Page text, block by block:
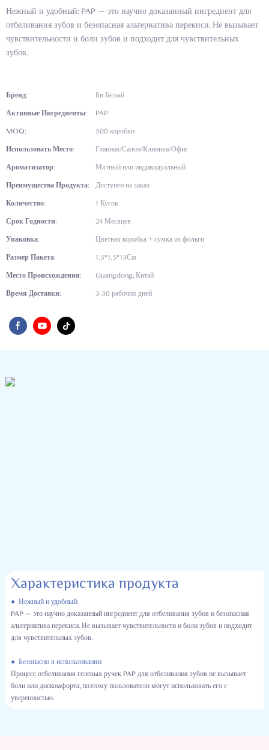
Нежный и удобный: PAP — это научно доказанный ингредиент для
отбеливания зубов и безопасная альтернатива перекиси. Не вызывает
чувствительности и боли зубов и подходит для чувствительных
зубов.
Бренд: Би Белый
Активные Ингредиенты: PAP
MOQ: 500 коробки
Использовать Место: Главная/Салон/Клиника/Офис
Ароматизатор: Мятный или индивидуальный
Преимущества Продукта: Доступен на заказ
Количество: 1 Кусок
Срок Годности: 24 Месяцев
Упаковка: Цветная коробка + сумка из фольги
Размер Пакета: 1.5*1.5*13См
Место Происхождения: Guangdong, Китай
Время Доставки: 3-30 рабочих дней
Характеристика продукта
● Нежный и удобный:
PAP — это научно доказанный ингредиент для отбеливания зубов и безопасная
альтернатива перекиси. Не вызывает чувствительности и боли зубов и подходит
для чувствительных зубов.
● Безопасно в использовании:
Процесс отбеливания гелевых ручек PAP для отбеливания зубов не вызывает
боли или дискомфорта, поэтому пользователи могут использовать его с
уверенностью.